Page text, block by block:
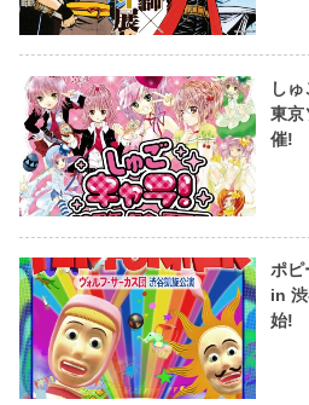
し
東京
催!
ポピ
in
始!